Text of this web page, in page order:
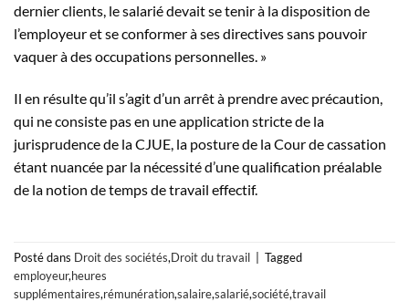
dernier clients, le salarié devait se tenir à la disposition de
l’employeur et se conformer à ses directives sans pouvoir
vaquer à des occupations personnelles. »
Il en résulte qu’il s’agit d’un arrêt à prendre avec précaution,
qui ne consiste pas en une application stricte de la
jurisprudence de la CJUE, la posture de la Cour de cassation
étant nuancée par la nécessité d’une qualification préalable
de la notion de temps de travail effectif.
Posté dans Droit des sociétés,Droit du travail
Tagged
employeur,heures
supplémentaires,rémunération,salaire,salarié,société,travail